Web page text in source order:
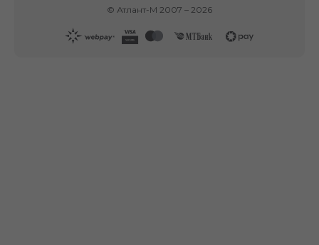
© Атлант-М 2007 – 2026